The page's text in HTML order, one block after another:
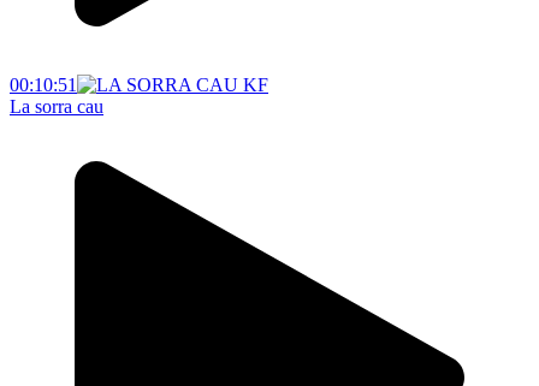
00:10:51
La sorra cau